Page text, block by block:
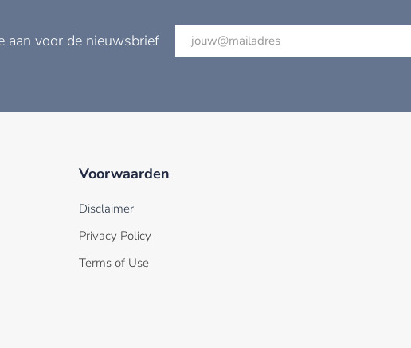
aan voor de nieuwsbrief
Voorwaarden
Disclaimer
Privacy Policy
Terms of Use